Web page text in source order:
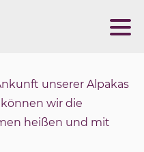
unserer Alpakas
wir die
heißen und mit